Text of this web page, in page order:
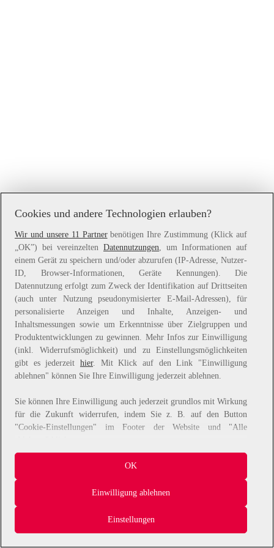
Application error: aclient-side exception has occurred while
loadingwww.witt-weiden.at(see the browser console
for more
information).
Cookies und andere Technologien erlauben?
Wir und unsere 11 Partnerbenötigen Ihre Zustimmung (Klick auf
„OK”) bei vereinzelten Datennutzungen , um Informationen auf
einem Gerät zu speichern und/oder abzurufen (IP-Adresse, Nutzer-
ID, Browser-Informationen, Geräte Kennungen). Die
Datennutzung erfolgt zum Zweck der Identifikation auf Drittseiten
(auch unter Nutzung pseudonymisierter E-Mail-Adressen), für
personalisierte Anzeigen und Inhalte, Anzeigen- und
Inhaltsmessungen sowie um Erkenntnisse über Zielgruppen und
Produktentwicklungen zu gewinnen. Mehr Infos zur Einwilligung
(inkl. Widerrufsmöglichkeit) und zu Einstellungsmöglichkeiten
gibt es jederzeit hier. Mit Klick auf den Link "Einwilligung
ablehnen" können Sie Ihre Einwilligung jederzeit ablehnen.
Sie können Ihre Einwilligung auch jederzeit grundlos mit Wirkung
für die Zukunft widerrufen, indem Sie z. B. auf den Button
"Cookie-Einstellungen" im Footer der Website und "Alle
Wir arbeiten mit Partnern zusammen, die von Ihrem Endgerät
abgerufene Daten (Trackingdaten) oder die von uns übermittelten
pseudonymisierten Daten zur Aussteuerung unserer Werbung sowie
zu eigenen Zwecken (z.B. Profilbildungen) / zu Zwecken Dritter
verarbeiten. Vor diesem Hintergrund erfordert nicht nur die
Erhebung der Trackingdaten bzw. die Übermittlung Ihrer
Einstellungen
Einwilligung ablehnen
OK